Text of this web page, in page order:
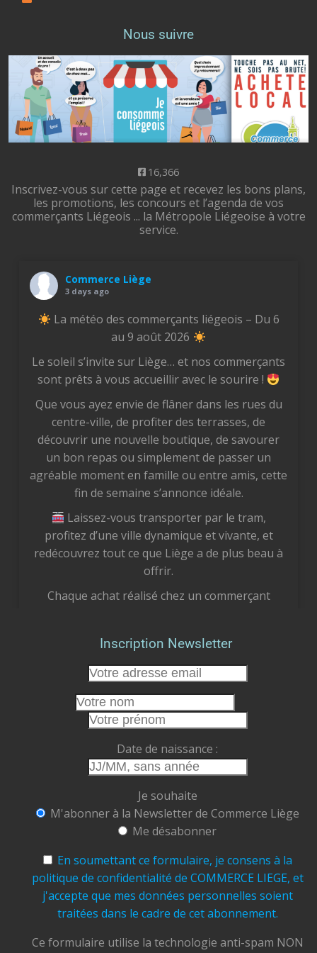
Nous suivre
16,366
Inscrivez-vous sur cette page et recevez les bons plans,
les promotions, les concours et l’agenda de vos
commerçants Liégeois ... la Métropole Liégeoise à votre
service.
Commerce Liège
3 days ago
La météo des commerçants liégeois – Du 6
au 9 août 2026
Le soleil s’invite sur Liège… et nos commerçants
sont prêts à vous accueillir avec le sourire !
Que vous ayez envie de flâner dans les rues du
centre-ville, de profiter des terrasses, de
découvrir une nouvelle boutique, de savourer
un bon repas ou simplement de passer un
agréable moment en famille ou entre amis, cette
fin de semaine s’annonce idéale.
Laissez-vous transporter par le tram,
profitez d’une ville dynamique et vivante, et
redécouvrez tout ce que Liège a de plus beau à
offrir.
Chaque achat réalisé chez un commerçant
des hommes passionnés, vous préservez des
emplois et vous participez à faire vivre le cœur
de notre cité.
Cet été, faisons le choix de la proximité.
Faisons vivre nos commerces.
Faisons rayonner Liège.
Commerce Liège ASBL
Ensemble, soutenons, valorisons et faisons
grandir notre ville.
#CommerceLiège #AchetezLocal #Liège
#CommerçantsLiégeois#CentreVille
#TramDeLiège #Terrasses#ÉtéÀLiège
#ConsommerLocal #FaitesVivreLiège
Photo
View on Facebook
Inscription Newsletter
Date de naissance :
Je souhaite
M'abonner à la Newsletter de Commerce Liège
Me désabonner
En soumettant ce formulaire, je consens à la
politique de confidentialité de COMMERCE LIEGE, et
j'accepte que mes données personnelles soient
traitées dans le cadre de cet abonnement.
Ce formulaire utilise la technologie anti-spam NON